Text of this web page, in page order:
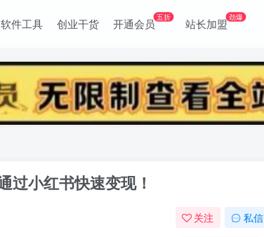
软件工具 创业干货 开通会员五折 站长加盟劲爆
过小红书快速变现！
关注 私信